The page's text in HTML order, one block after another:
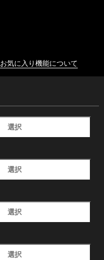
お気に入り機能について
選択
選択
選択
選択